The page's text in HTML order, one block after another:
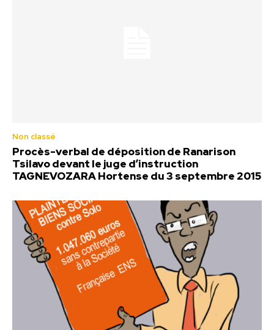
Non classé
Procès-verbal de déposition de Ranarison
Tsilavo devant le juge d’instruction
TAGNEVOZARA Hortense du 3 septembre 2015